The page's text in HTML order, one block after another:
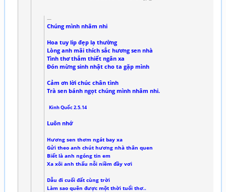
Chúng mình nhâm nhi
Hoa tuy lip đẹp lạ thường
Lòng anh mãi thích sắc hương sen nhà
Tình thơ thắm thiết ngân xa
Đón mừng sinh nhật cho ta gặp mình
Cảm ơn lời chúc chân tình
Trà sen bánh ngọt chúng mình nhâm nhi.
Kinh Quốc 2.5.14
Luôn nhớ
Hương sen thơm ngát bay xa
Gửi theo anh chút hương nhà thân quen
Biết là anh ngóng tin em
Xa xôi anh thấu nỗi niềm đầy vơi
Dẫu đi cuối đất cùng trời
Làm sao quên được một thời tuổi thơ..